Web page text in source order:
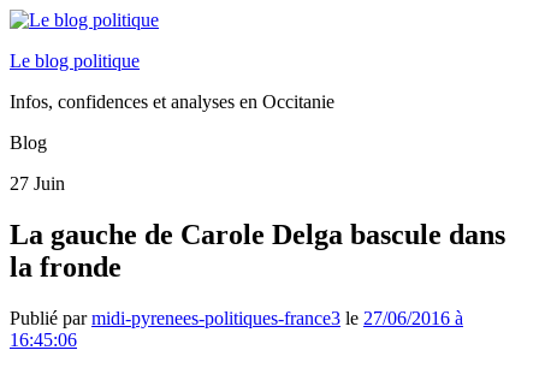
Le blog politique
Infos, confidences et analyses en Occitanie
Blog
27 Juin
La gauche de Carole Delga bascule dans
la fronde
Publié parmidi-pyrenees-politiques-france3 le 27/06/2016 à
16:45:06